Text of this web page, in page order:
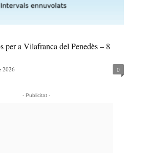
per a Vilafranca del Penedès – 8
2026 0
- Publicitat -